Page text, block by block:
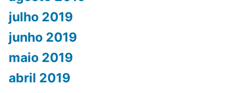
julho 2019
junho 2019
maio 2019
abril 2019